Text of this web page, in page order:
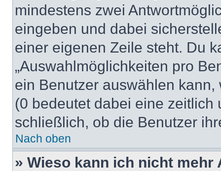
mindestens zwei
eingeben und dabei
einer eigenen Zeile steht. Du
„Auswahlmöglichkeiten pro
ein Benutzer auswählen
(0 bedeutet dabei eine
schließlich, ob die Benutzer
Nach oben
» Wieso kann ich nicht